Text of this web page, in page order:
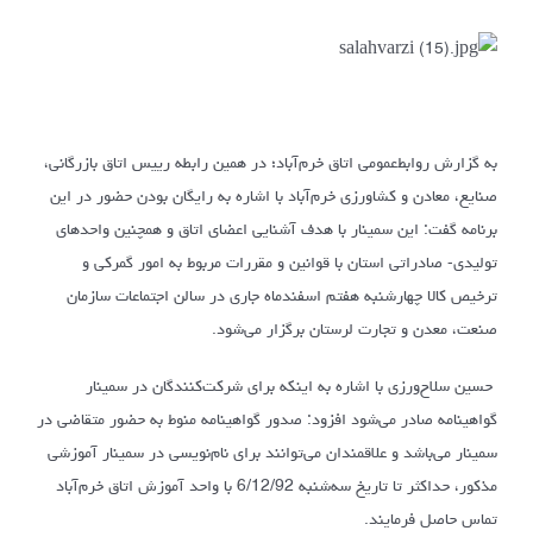
به گزارش روابط‌عمومی اتاق خرم‌آباد؛ در همین رابطه رییس اتاق بازرگانی،
صنایع، معادن و کشاورزی خرم‌آباد با اشاره به رایگان بودن حضور در این
برنامه گفت: این سمینار با هدف آشنایی اعضای اتاق و همچنین واحدهای
تولیدی- صادراتی استان با قوانین و مقررات مربوط به امور گمرکی و
ترخیص کالا چهارشنبه هفتم اسفندماه جاری در سالن اجتماعات سازمان
صنعت، معدن و تجارت لرستان برگزار می‌شود.
حسین سلاح‌ورزی با اشاره به اینکه برای شرکت‌کنندگان در سمینار
گواهینامه صادر می‌شود افزود: صدور گواهینامه منوط به حضور متقاضی در
سمینار می‌باشد و علاقمندان می‌توانند برای نام‌نویسی در سمینار آموزشی
مذکور، حداکثر تا تاریخ سه‌شنبه 6/12/92 با واحد آموزش اتاق خرم‌آباد
تماس حاصل فرمایند.